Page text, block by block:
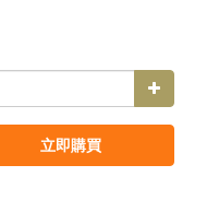
立即購買